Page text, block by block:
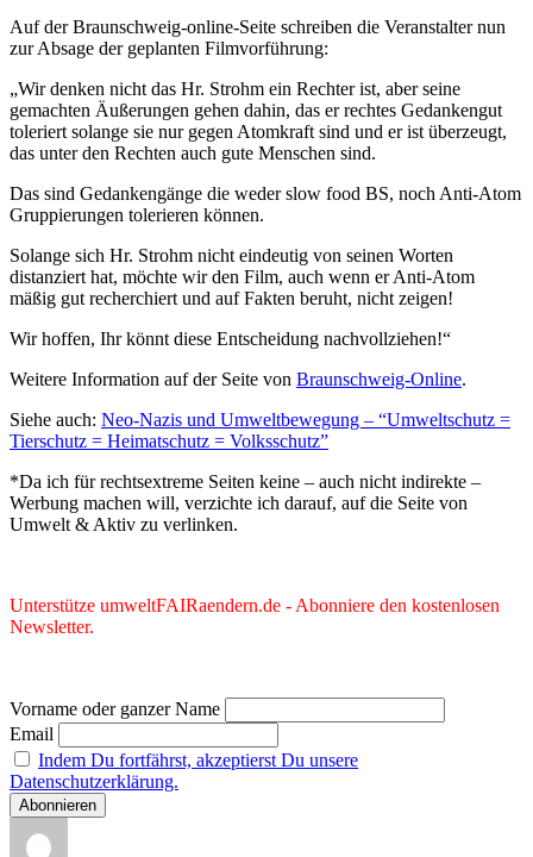
Auf der Braunschweig-online-Seite schreiben die Veranstalter nun
zur Absage der geplanten Filmvorführung:
„Wir denken nicht das Hr. Strohm ein Rechter ist, aber seine
gemachten Äußerungen gehen dahin, das er rechtes Gedankengut
toleriert solange sie nur gegen Atomkraft sind und er ist überzeugt,
das unter den Rechten auch gute Menschen sind.
Das sind Gedankengänge die weder slow food BS, noch Anti-Atom
Gruppierungen tolerieren können.
Solange sich Hr. Strohm nicht eindeutig von seinen Worten
distanziert hat, möchte wir den Film, auch wenn er Anti-Atom
mäßig gut recherchiert und auf Fakten beruht, nicht zeigen!
Wir hoffen, Ihr könnt diese Entscheidung nachvollziehen!“
Weitere Information auf der Seite von Braunschweig-Online.
Siehe auch: Neo-Nazis und Umweltbewegung – “Umweltschutz =
Tierschutz = Heimatschutz = Volksschutz”
*Da ich für rechtsextreme Seiten keine – auch nicht indirekte –
Werbung machen will, verzichte ich darauf, auf die Seite von
Umwelt & Aktiv zu verlinken.
Unterstütze umweltFAIRaendern.de - Abonniere den kostenlosen
Newsletter.
Vorname oder ganzer Name
Email
Indem Du fortfährst, akzeptierst Du unsere
Datenschutzerklärung.